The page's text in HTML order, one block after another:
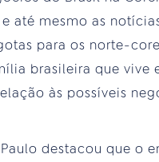
até mesmo as
para os norte-
brasileira que
às possíveis
destacou que o